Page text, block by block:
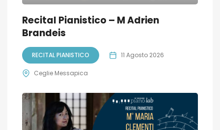
Recital Pianistico – M Adrien
Brandeis
RECITAL PIANISTICO 11 Agosto 2026
Ceglie Messapica